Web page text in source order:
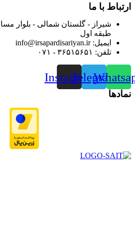
ارتباط با ما
شیراز - گلستان شمالی - بلوار
طبقه اول
ایمیل: info@irsapardisariyan.ir
تلفن: ۳۶۵۱۵۶۵۱ - ۰۷۱
Telegram
Instagram
نمادها